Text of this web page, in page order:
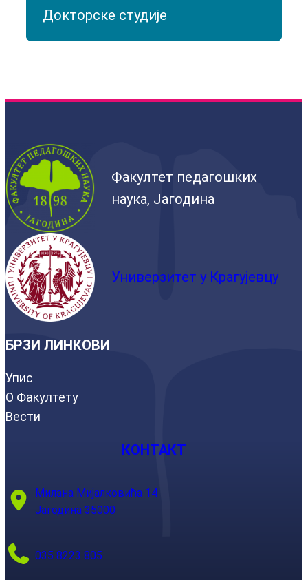
Докторске студије
Факултет педагошких
наука, Јагодина
Универзитет у Крагујевцу
БРЗИ ЛИНКОВИ
Упис
О Факултету
Вести
КОНТАКТ
Милана Мијалковића 14
Јагодина 35000
035 8223 805